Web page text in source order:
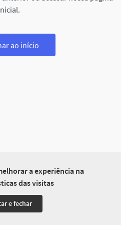
a experiência na
das visitas
e fechar
ao início